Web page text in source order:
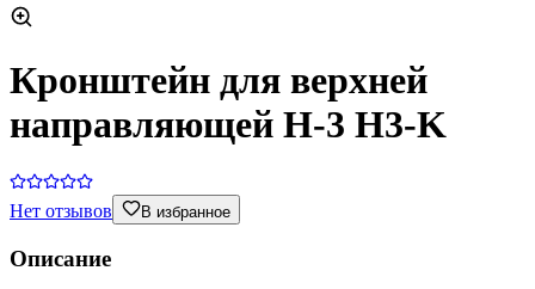
Кронштейн для верхней
направляющей H-3 H3-K
Нет отзывов В избранное
Описание